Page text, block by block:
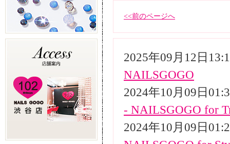
<<前のページへ
2025年09月12日
NAILSGOGO
2024年10月09日
- NAILSGOGO for
2024年10月09日